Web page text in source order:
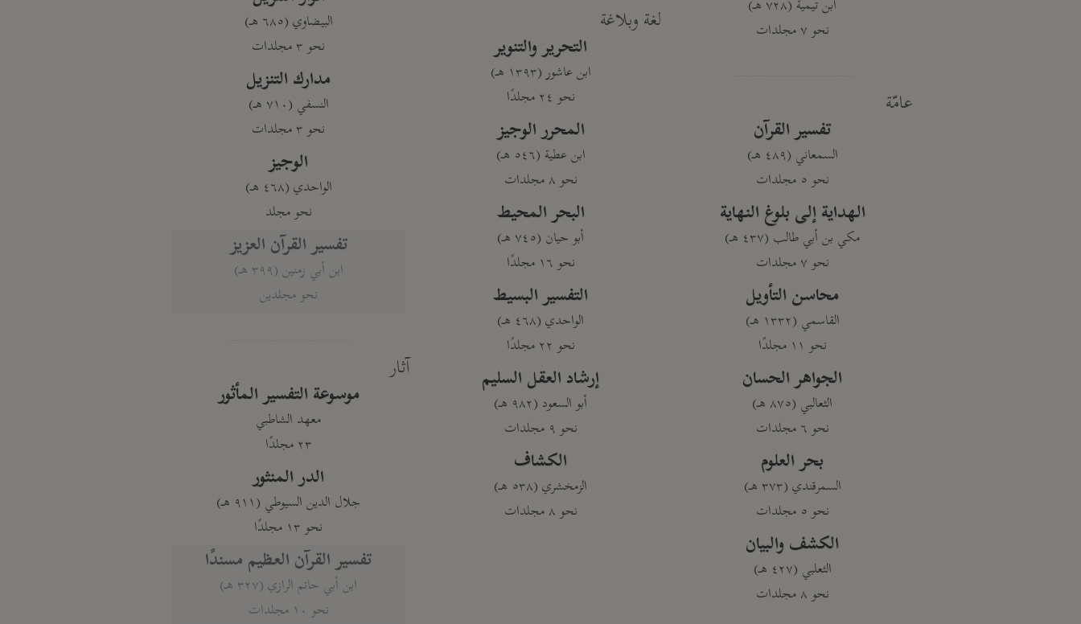
ابن تيمية (٧٢٨ هـ)
نحو ٧ مجلدات
عامّة
تفسير القرآن
السمعاني (٤٨٩ هـ)
نحو ٥ مجلدات
الهداية إلى بلوغ النهاية
مكي بن أبي طالب (٤٣٧ هـ)
نحو ٧ مجلدات
محاسن التأويل
القاسمي (١٣٣٢ هـ)
نحو ١١ مجلدًا
الجواهر الحسان
الثعالبي (٨٧٥ هـ)
نحو ٦ مجلدات
بحر العلوم
السمرقندي (٣٧٣ هـ)
نحو ٥ مجلدات
الكشف والبيان
الثعلبي (٤٢٧ هـ)
نحو ٨ مجلدات
لغة وبلاغة
التحرير والتنوير
ابن عاشور (١٣٩٣ هـ)
نحو ٢٤ مجلدًا
المحرر الوجيز
ابن عطية (٥٤٦ هـ)
نحو ٨ مجلدات
البحر المحيط
أبو حيان (٧٤٥ هـ)
نحو ١٦ مجلدًا
التفسير البسيط
الواحدي (٤٦٨ هـ)
نحو ٢٢ مجلدًا
إرشاد العقل السليم
أبو السعود (٩٨٢ هـ)
نحو ٩ مجلدات
الكشاف
الزمخشري (٥٣٨ هـ)
نحو ٨ مجلدات
البيضاوي (٦٨٥ هـ)
نحو ٣ مجلدات
مدارك التنزيل
النسفي (٧١٠ هـ)
نحو ٣ مجلدات
الوجيز
الواحدي (٤٦٨ هـ)
نحو مجلد
تفسير القرآن العزيز
ابن أبي زمنين (٣٩٩ هـ)
نحو مجلدين
آثار
موسوعة التفسير المأثور
معهد الشاطبي
٢٣ مجلدًا
الدر المنثور
جلال الدين السيوطي (٩١١ هـ)
نحو ١٣ مجلدًا
تفسير القرآن العظيم مسندًا
ابن أبي حاتم الرازي (٣٢٧ هـ)
نحو ١٠ مجلدات